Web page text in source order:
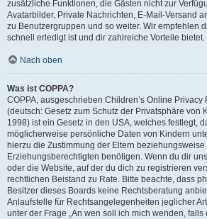
zusätzliche Funktionen, die Gästen nicht zur
Avatarbilder, Private Nachrichten, E-Mail-Versand
zu Benutzergruppen und so weiter. Wir empfehlen
schnell erledigt ist und dir zahlreiche Vorteile bietet.
Nach oben
Was ist COPPA?
COPPA, ausgeschrieben Children’s Online Privacy
(deutsch: Gesetz zum Schutz der Privatsphäre von
1998) ist ein Gesetz in den USA, welches festlegt,
möglicherweise persönliche Daten von Kindern
hierzu die Zustimmung der Eltern
Erziehungsberechtigten benötigen. Wenn du dir
oder die Website, auf der du dich zu registrieren
rechtlichen Beistand zu Rate. Bitte beachte, dass
Besitzer dieses Boards keine Rechtsberatung
Anlaufstelle für Rechtsangelegenheiten jeglicher
unter der Frage „An wen soll ich mich wenden,